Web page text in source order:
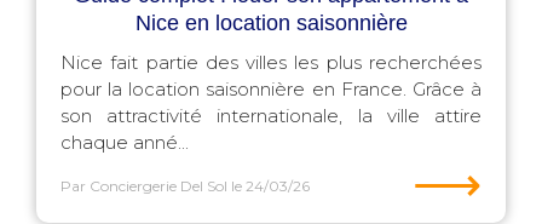
Nice en location saisonnière
Nice fait partie des villes les plus recherchées
pour la location saisonnière en France. Grâce à
son attractivité internationale, la ville attire
chaque anné...
Par Conciergerie Del Sol le 24/03/26 ⟶